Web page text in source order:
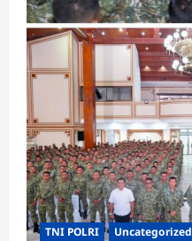
TNI POLRI Uncategorized